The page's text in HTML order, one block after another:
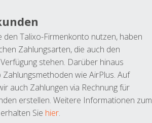
den Talixo-Firmenkonto nutzen, haben
Zahlungsarten, die auch den
stehen. Darüber hinaus
wie AirPlus. Auf
auch Zahlungen via Rechnung für
erstellen. Weitere Informationen zum
Sie hier.